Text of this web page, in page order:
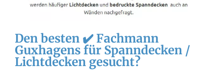
Den besten ✔️ Fachmann
Guxhagens für Spanndecken /
Lichtdecken gesucht?